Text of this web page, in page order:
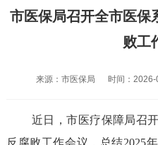
市医保局召开全市医保
败工
来源：市医保局 时间：
近日，市医疗保障局召
反腐败工作会议，总结2025